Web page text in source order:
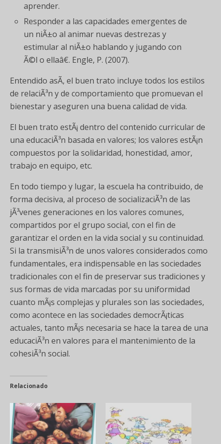
aprender.
Responder a las capacidades emergentes de
un niÃ±o al animar nuevas destrezas y
estimular al niÃ±o hablando y jugando con
Ã©l o ellaâ€. Engle, P. (2007).
Entendido asÃ­, el buen trato incluye todos los estilos
de relaciÃ³n y de comportamiento que promuevan el
bienestar y aseguren una buena calidad de vida.
El buen trato estÃ¡ dentro del contenido curricular de
una educaciÃ³n basada en valores; los valores estÃ¡n
compuestos por la solidaridad, honestidad, amor,
trabajo en equipo, etc.
En todo tiempo y lugar, la escuela ha contribuido, de
forma decisiva, al proceso de socializaciÃ³n de las
jÃ³venes generaciones en los valores comunes,
compartidos por el grupo social, con el fin de
garantizar el orden en la vida social y su continuidad.
Si la transmisiÃ³n de unos valores considerados como
fundamentales, era indispensable en las sociedades
tradicionales con el fin de preservar sus tradiciones y
sus formas de vida marcadas por su uniformidad
cuanto mÃ¡s complejas y plurales son las sociedades,
como acontece en las sociedades democrÃ¡ticas
actuales, tanto mÃ¡s necesaria se hace la tarea de una
educaciÃ³n en valores para el mantenimiento de la
cohesiÃ³n social.
Relacionado